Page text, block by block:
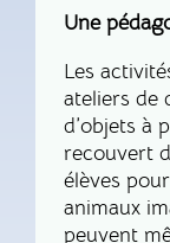
Une
Les
ateliers de
d’objets à
recouvert
élèves
animaux
peuvent